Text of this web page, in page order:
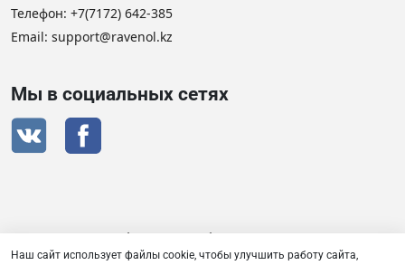
Телефон: +7(7172) 642-385
Email: support@ravenol.kz
Мы в социальных сетях
Сертификат дистрибьютора RAVENOL
Наш сайт использует файлы cookie, чтобы улучшить работу сайта,